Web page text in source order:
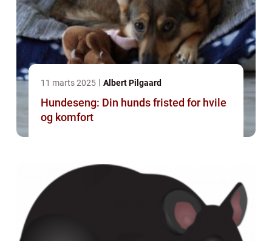
11 marts 2025 Albert Pilgaard
Hundeseng: Din hunds fristed for hvile
og komfort